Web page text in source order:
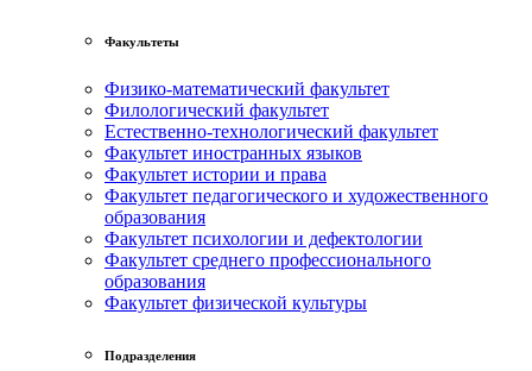
Факультеты
Физико-математический факультет
Филологический факультет
Естественно-технологический факультет
Факультет иностранных языков
Факультет истории и права
Факультет педагогического и художественного
образования
Факультет психологии и дефектологии
Факультет среднего профессионального
образования
Факультет физической культуры
Подразделения